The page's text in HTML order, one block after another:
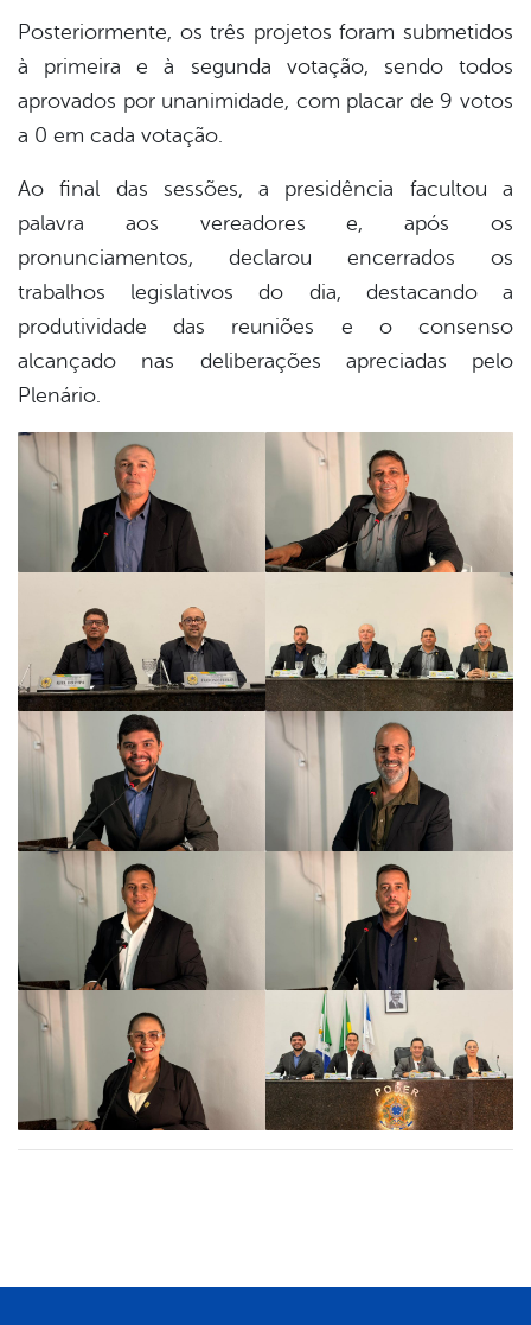
Posteriormente, os três projetos foram submetidos
à primeira e à segunda votação, sendo todos
aprovados por unanimidade, com placar de 9 votos
a 0 em cada votação.
Ao final das sessões, a presidência facultou a
palavra aos vereadores e, após os
pronunciamentos, declarou encerrados os
trabalhos legislativos do dia, destacando a
produtividade das reuniões e o consenso
alcançado nas deliberações apreciadas pelo
Plenário.